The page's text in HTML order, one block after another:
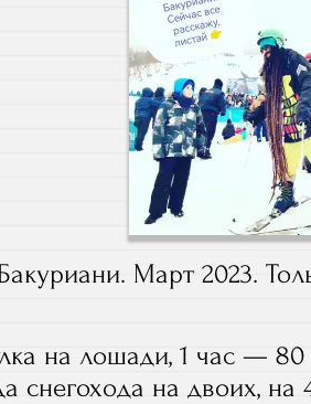
Март 2023.
на лошади, 1 час —
снегохода на двоих, на